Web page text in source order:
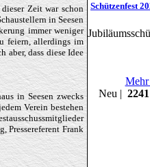
Zeit war schon
in Seesen
immer weniger
feiern, allerdings im
aber, dass diese Idee
in Seesen zwecks
Verein bestehen
Pressereferent Frank
Schützenfest
Mehr
Neu | 2241